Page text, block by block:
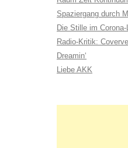
n
a
c
h
:
Spaziergang durch
Die Stille im
Radio-Kritik:
Dreamin‘
Liebe AKK